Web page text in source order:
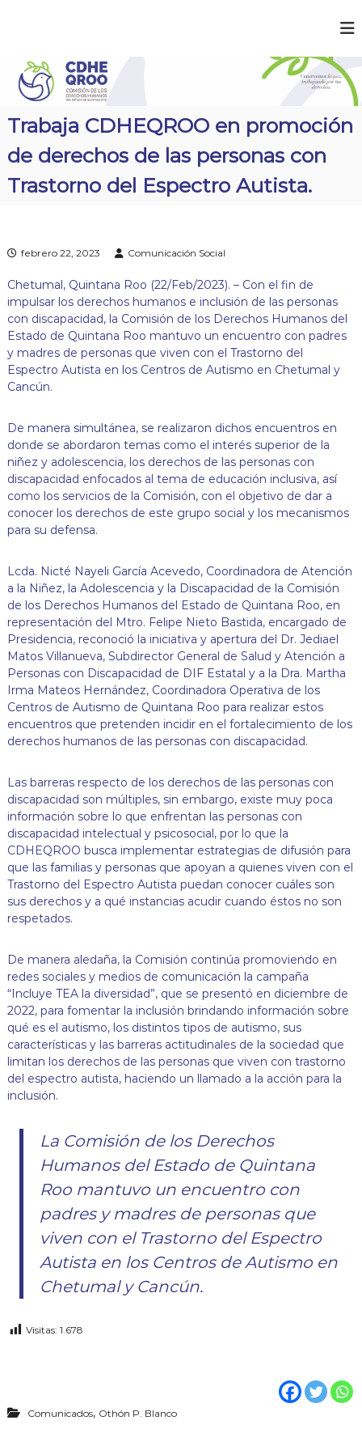
D
H
E
Q
R
O
O
n
s
r
i
m
o
a
,
t
a
b
a
j
a
o
p
o
t
u
s
d
e
c
h
o
s
!
Trabaja CDHEQROO en promoción
de derechos de las personas con
Trastorno del Espectro Autista.
febrero 22, 2023 Comunicación Social
Chetumal, Quintana Roo (22/Feb/2023). – Con el fin de
impulsar los derechos humanos e inclusión de las personas
con discapacidad, la Comisión de los Derechos Humanos del
Estado de Quintana Roo mantuvo un encuentro con padres
y madres de personas que viven con el Trastorno del
Espectro Autista en los Centros de Autismo en Chetumal y
Cancún.
De manera simultánea, se realizaron dichos encuentros en
donde se abordaron temas como el interés superior de la
niñez y adolescencia, los derechos de las personas con
discapacidad enfocados al tema de educación inclusiva, así
como los servicios de la Comisión, con el objetivo de dar a
conocer los derechos de este grupo social y los mecanismos
para su defensa.
Lcda. Nicté Nayeli García Acevedo, Coordinadora de Atención
a la Niñez, la Adolescencia y la Discapacidad de la Comisión
de los Derechos Humanos del Estado de Quintana Roo, en
representación del Mtro. Felipe Nieto Bastida, encargado de
Presidencia, reconoció la iniciativa y apertura del Dr. Jediael
Matos Villanueva, Subdirector General de Salud y Atención a
Personas con Discapacidad de DIF Estatal y a la Dra. Martha
Irma Mateos Hernández, Coordinadora Operativa de los
Centros de Autismo de Quintana Roo para realizar estos
encuentros que pretenden incidir en el fortalecimiento de los
derechos humanos de las personas con discapacidad.
Las barreras respecto de los derechos de las personas con
discapacidad son múltiples, sin embargo, existe muy poca
información sobre lo que enfrentan las personas con
discapacidad intelectual y psicosocial, por lo que la
CDHEQROO busca implementar estrategias de difusión para
que las familias y personas que apoyan a quienes viven con el
Trastorno del Espectro Autista puedan conocer cuáles son
sus derechos y a qué instancias acudir cuando éstos no son
respetados.
De manera aledaña, la Comisión continúa promoviendo en
redes sociales y medios de comunicación la campaña
“Incluye TEA la diversidad”, que se presentó en diciembre de
2022, para fomentar la inclusión brindando información sobre
qué es el autismo, los distintos tipos de autismo, sus
características y las barreras actitudinales de la sociedad que
limitan los derechos de las personas que viven con trastorno
del espectro autista, haciendo un llamado a la acción para la
inclusión.
La Comisión de los Derechos
Humanos del Estado de Quintana
Roo mantuvo un encuentro con
padres y madres de personas que
viven con el Trastorno del Espectro
Autista en los Centros de Autismo en
Chetumal y Cancún.
Visitas: 1.678
Comunicados, Othón P. Blanco